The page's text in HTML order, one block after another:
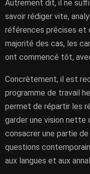
Autrement dit, il ne
savoir rédiger vite,
références précises et
majorité des cas, les
ont commencé tôt,
Concrètement, il est
programme de travail
permet de répartir les
garder une vision nette
consacrer une partie de
questions
aux langues et aux